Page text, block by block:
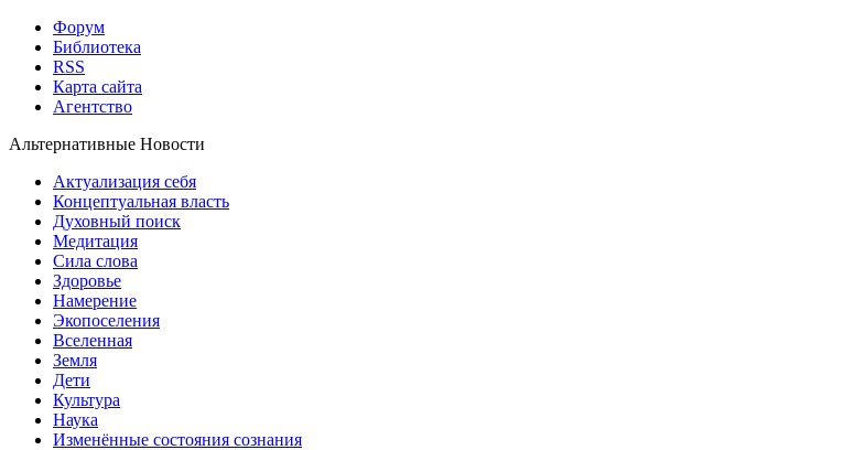
Форум
Библиотека
RSS
Карта сайта
Агентство
Альтернативные Новости
Актуализация себя
Концептуальная власть
Духовный поиск
Медитация
Сила слова
Здоровье
Намерение
Экопоселения
Вселенная
Земля
Дети
Культура
Наука
Изменённые состояния сознания